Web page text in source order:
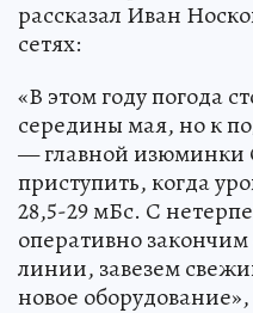
рассказал Иван
сетях:
«В этом году погода
середины мая, но к
— главной
приступить, когда
28,5-29 мБс. С
оперативно закончим
линии, завезем
новое